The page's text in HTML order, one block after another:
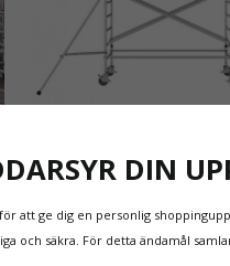
NYA REGLER FÖR
EN1004:2020
Även om det kan
regler för rullställning i
DIN
att ge dig en personlig
och säkra. För detta ändamål